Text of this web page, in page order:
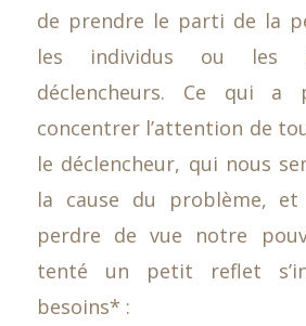
de prendre le parti de la
les individus ou les
déclencheurs. Ce qui
concentrer l’attention de
le déclencheur, qui nous
la cause du problème,
perdre de vue notre
tenté un petit reflet
besoins* :